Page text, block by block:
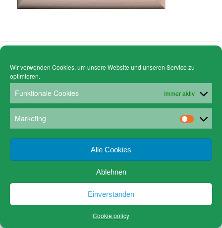
Wir verwenden Cookies, um unsere Website und unseren Service zu
optimieren.
Funktionale Cookies Immer aktiv
Marketing
Alle Cookies
Ablehnen
Einverstanden
Cookie policy
Cookie policy (EU) Datenschutz
www.gruen-kunstrahmungen.com Impressum / Kontakt
Email